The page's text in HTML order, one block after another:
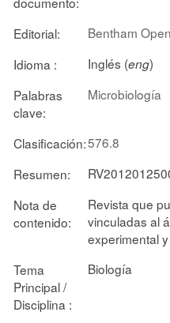
Editorial:
Bentham Open
Idioma :
Inglés (eng)
Palabras
clave:
Microbiología
Clasificación:576.8
Resumen:
Nota de
contenido:
Revista que
vinculadas al
experimental
Tema
Principal /
Disciplina :
Biología